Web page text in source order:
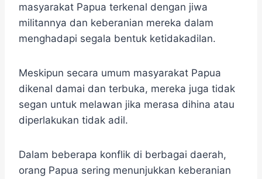
masyarakat Papua terkenal dengan jiwa
militannya dan keberanian mereka dalam
menghadapi segala bentuk ketidakadilan.
Meskipun secara umum masyarakat Papua
dikenal damai dan terbuka, mereka juga tidak
segan untuk melawan jika merasa dihina atau
diperlakukan tidak adil.
Dalam beberapa konflik di berbagai daerah,
orang Papua sering menunjukkan keberanian